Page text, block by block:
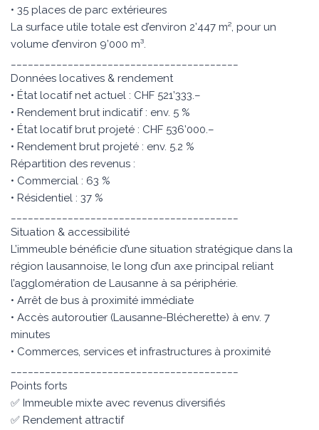
• 35 places de parc extérieures
La surface utile totale est d’environ 2’447 m², pour un
volume d’environ 9’000 m³.
Données locatives & rendement
• État locatif net actuel : CHF 521’333.–
• Rendement brut indicatif : env. 5 %
• État locatif brut projeté : CHF 536’000.–
• Rendement brut projeté : env. 5.2 %
Répartition des revenus :
• Commercial : 63 %
• Résidentiel : 37 %
Situation & accessibilité
L’immeuble bénéficie d’une situation stratégique dans la
région lausannoise, le long d’un axe principal reliant
l’agglomération de Lausanne à sa périphérie.
• Arrêt de bus à proximité immédiate
• Accès autoroutier (Lausanne-Blécherette) à env. 7
minutes
• Commerces, services et infrastructures à proximité
Points forts
✅ Immeuble mixte avec revenus diversifiés
✅ Rendement attractif